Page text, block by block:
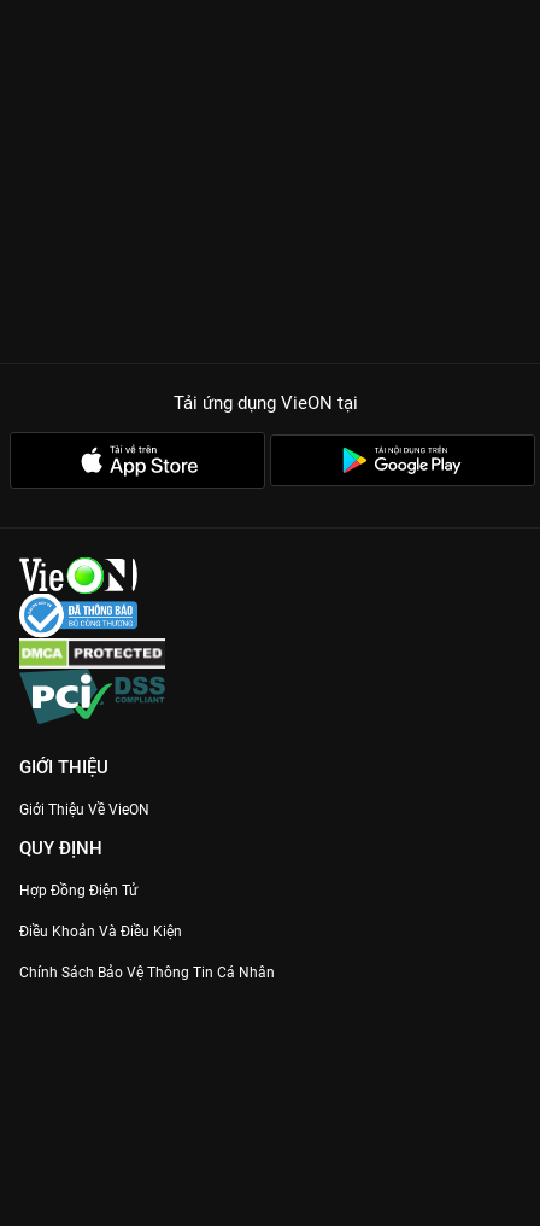
Tải ứng dụng VieON tại
GIỚI THIỆU
Giới Thiệu Về VieON
QUY ĐỊNH
Hợp Đồng Điện Tử
Điều Khoản Và Điều Kiện
Chính Sách Bảo Vệ Thông Tin Cá Nhân